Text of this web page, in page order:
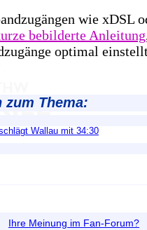
wie xDSL
bebilderte Anleitung
optimal
zum Thema:
Wallau mit 34:30
Ihre Meinung im Fan-Forum?